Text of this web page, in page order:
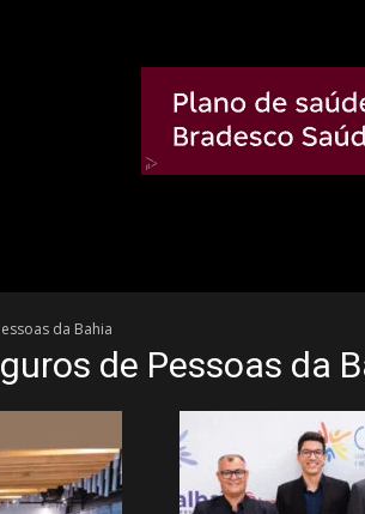
da Bahia
de Pessoas da